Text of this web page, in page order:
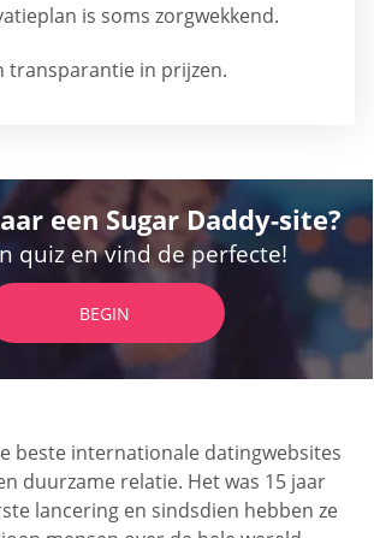
is soms zorgwekkend.
transparantie in prijzen.
een Sugar Daddy-site?
quiz en vind de perfecte!
BEGIN
beste internationale datingwebsites
duurzame relatie. Het was 15 jaar
lancering en sindsdien hebben ze